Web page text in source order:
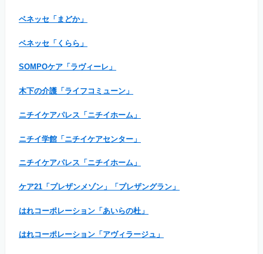
ベネッセ「まどか」
ベネッセ「くらら」
SOMPOケア「ラヴィーレ」
木下の介護「ライフコミューン」
ニチイケアパレス「ニチイホーム」
ニチイ学館「ニチイケアセンター」
ニチイケアパレス「ニチイホーム」
ケア21「プレザンメゾン」「プレザングラン」
はれコーポレーション「あいらの杜」
はれコーポレーション「アヴィラージュ」